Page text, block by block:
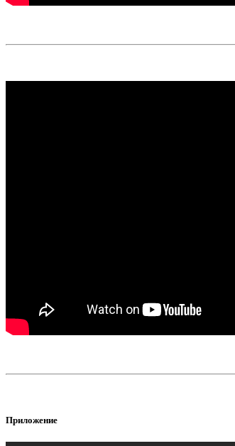
Приложение